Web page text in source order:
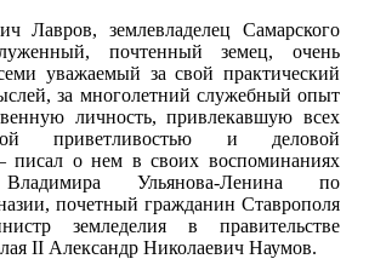
Лавров, землевладелец Самарского
почтенный земец, очень
уважаемый за свой практический
за многолетний служебный опыт
личность, привлекавшую всех
приветливостью и деловой
писал о нем в своих воспоминаниях
Владимира Ульянова-Ленина по
почетный гражданин Ставрополя
земледелия в правительстве
II Александр Николаевич Наумов.